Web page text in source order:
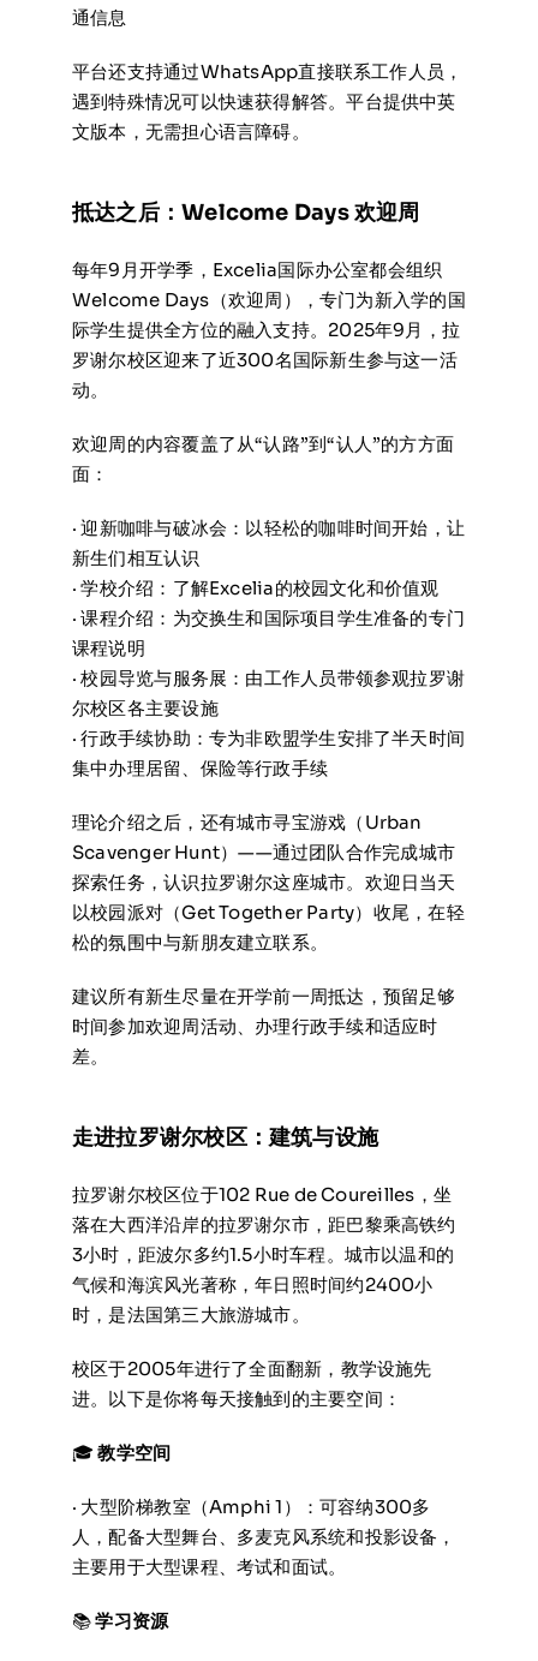
通信息
平台还支持通过WhatsApp直接联系工作人员，
遇到特殊情况可以快速获得解答。平台提供中英
文版本，无需担心语言障碍。
抵达之后：Welcome Days 欢迎周
每年9月开学季，Excelia国际办公室都会组织
Welcome Days（欢迎周），专门为新入学的国
际学生提供全方位的融入支持。2025年9月，拉
罗谢尔校区迎来了近300名国际新生参与这一活
动。
欢迎周的内容覆盖了从“认路”到“认人”的方方面
面：
· 迎新咖啡与破冰会：以轻松的咖啡时间开始，让
新生们相互认识
· 学校介绍：了解Excelia的校园文化和价值观
· 课程介绍：为交换生和国际项目学生准备的专门
课程说明
· 校园导览与服务展：由工作人员带领参观拉罗谢
尔校区各主要设施
· 行政手续协助：专为非欧盟学生安排了半天时间
集中办理居留、保险等行政手续
理论介绍之后，还有城市寻宝游戏（Urban
Scavenger Hunt）——通过团队合作完成城市
探索任务，认识拉罗谢尔这座城市。欢迎日当天
以校园派对（Get Together Party）收尾，在轻
松的氛围中与新朋友建立联系。
建议所有新生尽量在开学前一周抵达，预留足够
时间参加欢迎周活动、办理行政手续和适应时
差。
走进拉罗谢尔校区：建筑与设施
拉罗谢尔校区位于102 Rue de Coureilles，坐
落在大西洋沿岸的拉罗谢尔市，距巴黎乘高铁约
3小时，距波尔多约1.5小时车程。城市以温和的
气候和海滨风光著称，年日照时间约2400小
时，是法国第三大旅游城市。
校区于2005年进行了全面翻新，教学设施先
进。以下是你将每天接触到的主要空间：
🎓 教学空间
· 大型阶梯教室（Amphi 1）：可容纳300多
人，配备大型舞台、多麦克风系统和投影设备，
主要用于大型课程、考试和面试。
📚学习资源